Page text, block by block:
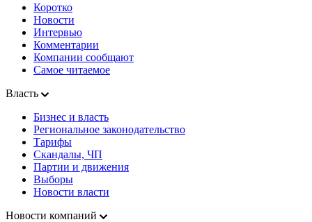
Коротко
Новости
Интервью
Комментарии
Компании сообщают
Самое читаемое
Власть
Бизнес и власть
Региональное законодательство
Тарифы
Скандалы, ЧП
Партии и движения
Выборы
Новости власти
Новости компаний